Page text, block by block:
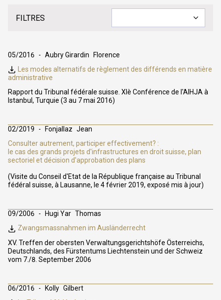
FILTRES
Aubry Girardin
Florence
Les modes alternatifs de règlement des différends en matière
administrative
Rapport du Tribunal fédérale suisse. XIè Conférence de l'AIHJA à
Istanbul, Turquie (3 au 7 mai 2016)
05/2016
Fonjallaz Jean
Consulter autrement, participer effectivement? :
le cas des grands projets d'infrastructures en droit suisse, plan
sectoriel et décision d'approbation des plans
(Visite du Conseil d'Etat de la République française au Tribunal
fédéral suisse, à Lausanne, le 4 février 2019, exposé mis à jour)
02/2019
Hugi Yar Thomas
Zwangsmassnahmen im Ausländerrecht
XV. Treffen der obersten Verwaltungsgerichtshöfe Österreichs,
Deutschlands, des Fürstentums Liechtenstein und der Schweiz
vom 7./8. September 2006
09/2006
Kolly Gilbert
06/2016